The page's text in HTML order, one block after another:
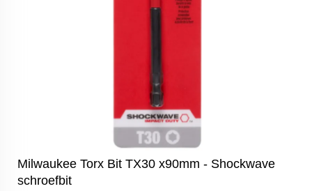
Milwaukee Torx Bit TX30 x90mm - Shockwave
schroefbit